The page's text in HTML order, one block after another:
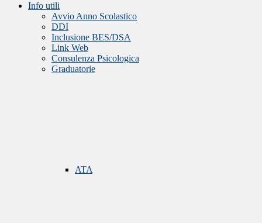
Info utili
Avvio Anno Scolastico
DDI
Inclusione BES/DSA
Link Web
Consulenza Psicologica
Graduatorie
ATA